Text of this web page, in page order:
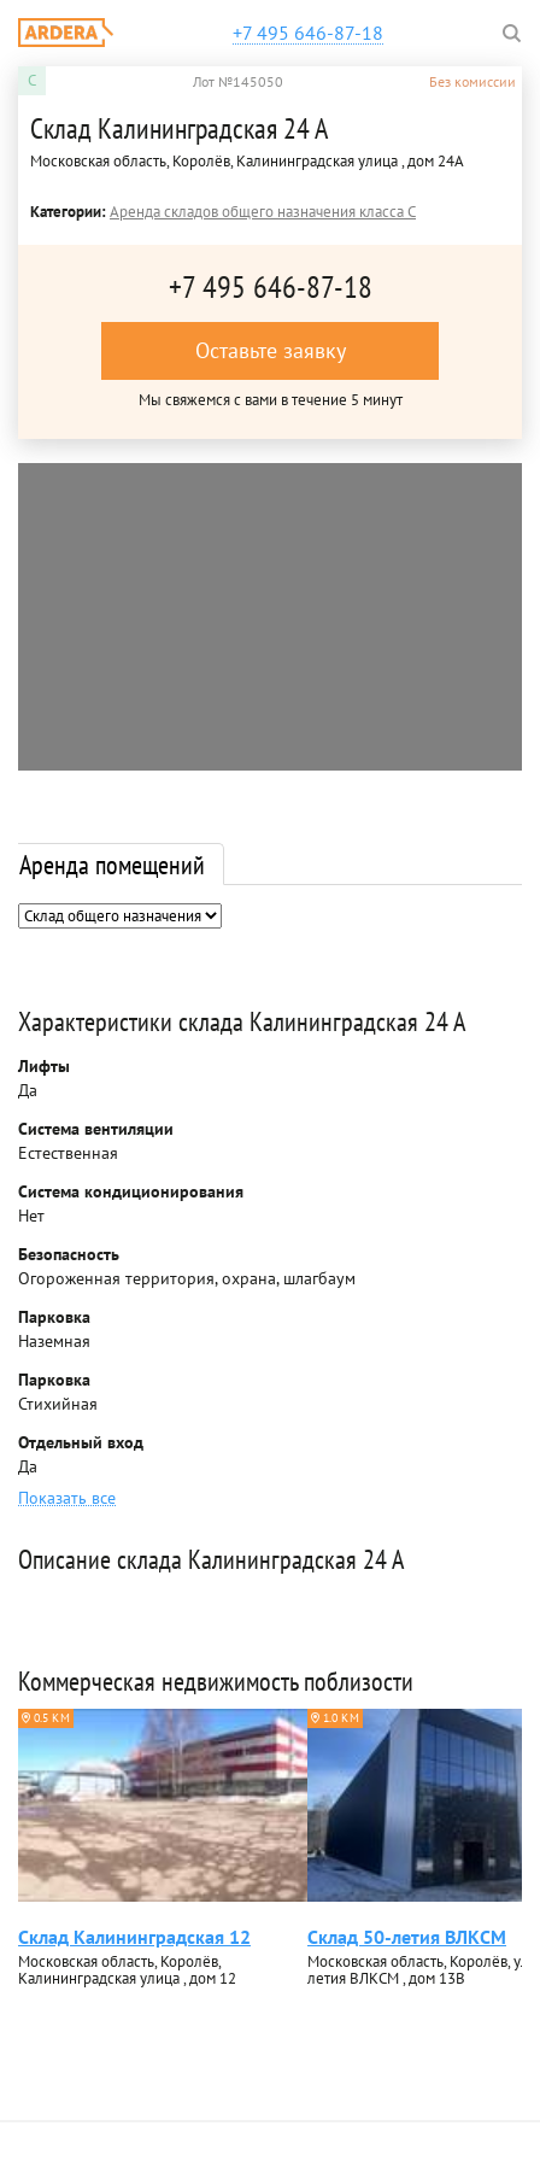
+7 495 646-87-18
C Лот №145050 Без комиссии
Склад Калининградская 24 А
Московская область, Королёв, Калининградская улица , дом 24А
Категории:Аренда складов общего назначения класса C
+7 495 646-87-18
Оставьте заявку
Мы свяжемся с вами в течение 5 минут
Аренда помещений
Характеристики склада Калининградская 24 А
Лифты
Да
Система вентиляции
Естественная
Система кондиционирования
Нет
Безопасность
Огороженная территория, охрана, шлагбаум
Парковка
Наземная
Парковка
Стихийная
Отдельный вход
Да
Показать все
Описание склада Калининградская 24 А
Коммерческая недвижимость поблизости
0.5 КМ
Склад Калининградская 12
Московская область, Королёв,
Калининградская улица , дом 12
1.0 КМ
Склад 50-летия ВЛКСМ
Московская область, Королёв,
летия ВЛКСМ , дом 13В